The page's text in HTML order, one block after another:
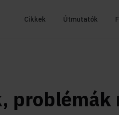
Cikkek Útmutatók